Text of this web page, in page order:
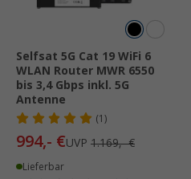
Selfsat 5G Cat 19 WiFi 6
WLAN Router MWR 6550
bis 3,4 Gbps inkl. 5G
Antenne
(1)
994,- €UVP 1.169,- €
Lieferbar